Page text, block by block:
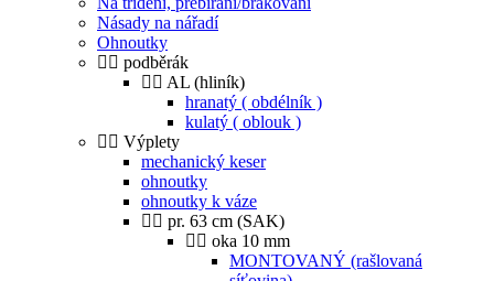
Násady na nářadí
Ohnoutky
podběrák
AL (hliník)
hranatý ( obdélník )
kulatý ( oblouk )
Výplety
mechanický keser
ohnoutky
ohnoutky k váze
pr. 63 cm (SAK)
oka 10 mm
MONTOVANÝ (rašlovaná